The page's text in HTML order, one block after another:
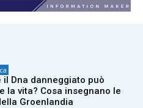
il Dna danneggiato può
la vita? Cosa insegnano le
Groenlandia